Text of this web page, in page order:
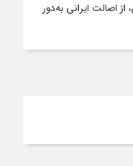
اصالت ایرانی به‌دور